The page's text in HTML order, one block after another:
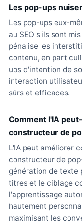
Les pop-ups
Les pop-ups eux-
au SEO s'ils sont
pénalise les
contenu, en
ups d'intention de
interaction
sûrs et efficaces.
Comment l'IA
constructeur de
L'IA peut améliorer
constructeur de
génération de texte
titres et le ciblage
l'apprentissage
hautement
maximisant les